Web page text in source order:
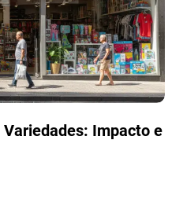
Impacto e